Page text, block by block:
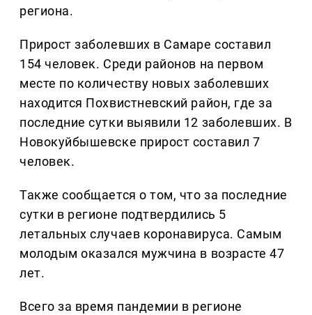
региона.
Прирост заболевших в Самаре составил
154 человек. Среди районов на первом
месте по количеству новых заболевших
находится Похвистневский район, где за
последние сутки выявили 12 заболевших. В
Новокуйбышевске прирост составил 7
человек.
Также сообщается о том, что за последние
сутки в регионе подтвердились 5
летальных случаев коронавируса. Самым
молодым оказался мужчина в возрасте 47
лет.
Всего за время пандемии в регионе